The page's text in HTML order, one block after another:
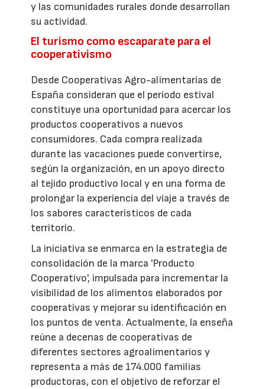
y las comunidades rurales donde desarrollan
su actividad.
El turismo como escaparate para el
cooperativismo
Desde Cooperativas Agro-alimentarias de
España consideran que el periodo estival
constituye una oportunidad para acercar los
productos cooperativos a nuevos
consumidores. Cada compra realizada
durante las vacaciones puede convertirse,
según la organización, en un apoyo directo
al tejido productivo local y en una forma de
prolongar la experiencia del viaje a través de
los sabores característicos de cada
territorio.
La iniciativa se enmarca en la estrategia de
consolidación de la marca 'Producto
Cooperativo', impulsada para incrementar la
visibilidad de los alimentos elaborados por
cooperativas y mejorar su identificación en
los puntos de venta. Actualmente, la enseña
reúne a decenas de cooperativas de
diferentes sectores agroalimentarios y
representa a más de 174.000 familias
productoras, con el objetivo de reforzar el